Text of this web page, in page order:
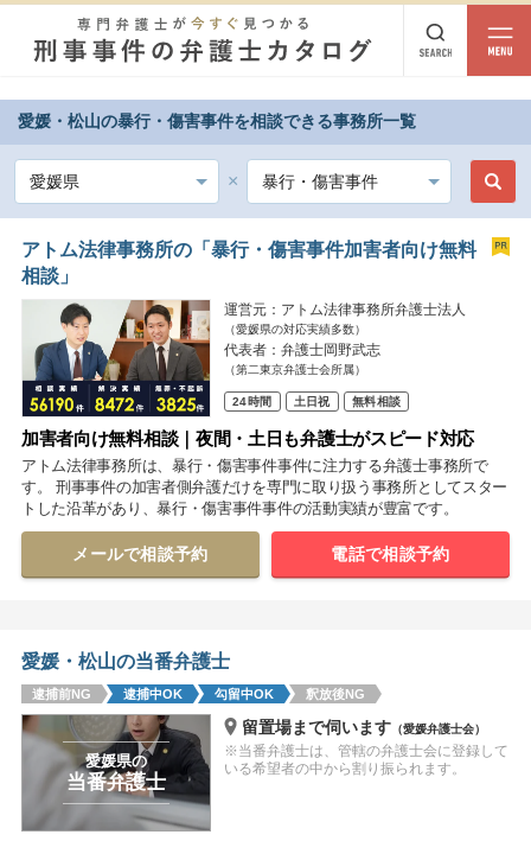
都道府県から探す
北海道・東北
北海道 青森 岩手 宮城 秋田 山形 福島
北陸・甲信越
新潟 富山 石川 福井 山梨 長野
関東
茨城 栃木 群馬 埼玉 東京 神奈川
東海
岐阜 静岡 愛知 三重
関西
中国
鳥取 島根 岡山 広島 山口
四国
香川 愛媛
愛媛・松山の暴行・傷害事件を相談できる事務所一覧
アトム法律事務所の「暴行・傷害事件加害者向け無料
相談」
運営元：アトム法律事務所弁護士法人
（愛媛県の対応実績多数）
代表者：弁護士岡野武志
（第二東京弁護士会所属）
24時間 土日祝 無料相談
加害者向け無料相談｜夜間・土日も弁護士がスピード対応
アトム法律事務所は、暴行・傷害事件事件に注力する弁護士事務所で
す。 刑事事件の加害者側弁護だけを専門に取り扱う事務所としてスター
トした沿革があり、暴行・傷害事件事件の活動実績が豊富です。
メールで相談予約 電話で相談予約
愛媛・松山の当番弁護士
逮捕前NG 逮捕中OK 勾留中OK 釈放後NG
愛媛県の
当番弁護士
留置場まで伺います（愛媛弁護士会）
※当番弁護士は、管轄の弁護士会に登録して
いる希望者の中から割り振られます。